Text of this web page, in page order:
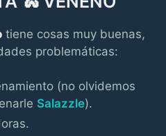
tiene cosas muy buenas,
problemáticas:
(no olvidemos
Salazzle).